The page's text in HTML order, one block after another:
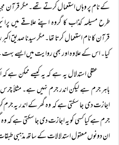
کے نام پر وہاں استعمال کرتے تھے۔ مگر قرآن
طرح مسیلمہ کذاب کا گروہ اپنے علاقے میں
قرآن کا نام استعمال کرتا تھا۔ مگر سیدنا صدیق
کیا۔ اس کے علاوہ اور بھی روایت میں ایسے
عقلی استدلال یہ ہے کہ یہ کیسے ممکن ہے
باہر جرم ہے لیکن اندر جرم نہیں ہے۔ مثلاً‌ چرس
اجازت دی جا سکتی ہے کہ وہ گھر کے اندر یہ
جرم ہے کیا کسی کو یہ اجازت دی جا سکتی ہے کہ
ان دونوں معقول استدلالات کے ساتھ مذہبی